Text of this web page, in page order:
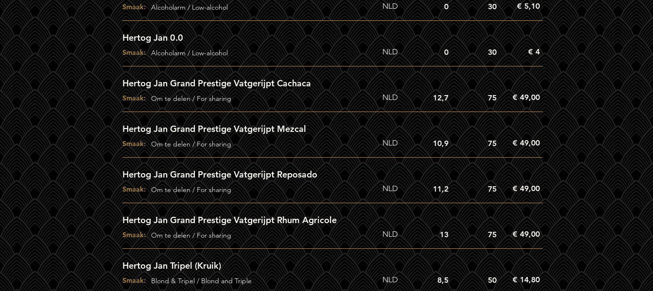
Smaak: Alcoholarm / Low-alcohol NLD 0 30 € 5,10
Hertog Jan 0.0
Smaak: Alcoholarm / Low-alcohol NLD 0 30 € 4
Hertog Jan Grand Prestige Vatgerijpt Cachaca
Smaak: Om te delen / For sharing NLD 12,7 75 € 49,00
Hertog Jan Grand Prestige Vatgerijpt Mezcal
Smaak: Om te delen / For sharing NLD 10,9 75 € 49,00
Hertog Jan Grand Prestige Vatgerijpt Reposado
Smaak: Om te delen / For sharing NLD 11,2 75 € 49,00
Hertog Jan Grand Prestige Vatgerijpt Rhum Agricole
Smaak: Om te delen / For sharing NLD 13 75 € 49,00
Hertog Jan Tripel (Kruik)
Smaak: Blond & Tripel / Blond and Triple NLD 8,5 50 € 14,80